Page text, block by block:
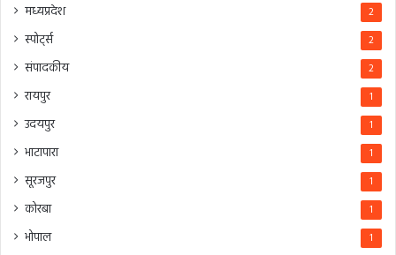
मध्यप्रदेश 2
स्पोर्ट्स 2
संपादकीय 2
रायपुर 1
उदयपुर 1
भाटापारा 1
सूरजपुर 1
कोरबा 1
भोपाल 1